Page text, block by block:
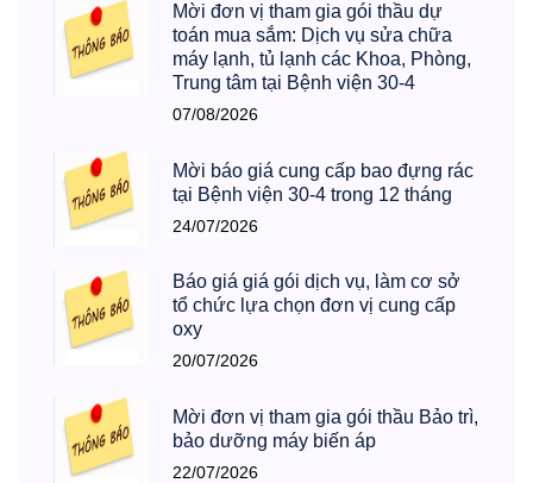
Mời đơn vị tham gia gói thầu dự
toán mua sắm: Dịch vụ sửa chữa
máy lạnh, tủ lạnh các Khoa, Phòng,
Trung tâm tại Bệnh viện 30-4
07/08/2026
Mời báo giá cung cấp bao đựng rác
tại Bệnh viện 30-4 trong 12 tháng
24/07/2026
Báo giá giá gói dịch vụ, làm cơ sở
tổ chức lựa chọn đơn vị cung cấp
oxy
20/07/2026
Mời đơn vị tham gia gói thầu Bảo trì,
bảo dưỡng máy biến áp
22/07/2026